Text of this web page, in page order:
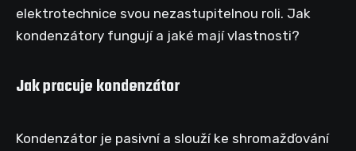
elektrotechnice svou nezastupitelnou roli. Jak
kondenzátory fungují a jaké mají vlastnosti?
Jak pracuje kondenzátor
Kondenzátor je pasivní a slouží ke shromažďování